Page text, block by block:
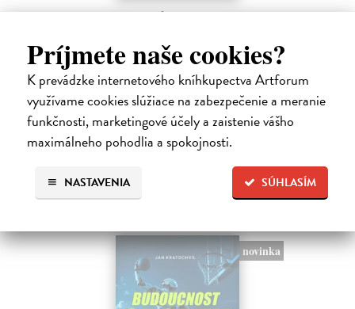
Príjmete naše cookies?
K prevádzke internetového kníhkupectva Artforum
využívame cookies slúžiace na zabezpečenie a meranie
funkčnosti, marketingové účely a zaistenie vášho
maximálneho pohodlia a spokojnosti.
SÚHLASÍM
NASTAVENIA
Golf. Dokonalý průvodce hrou
Chcete si golf ještě více užít, zdokonalit svou techniku a v konečném
důsledku snížit počet ran na skóre? Tato komplexní a přehledná
příručka Golf: dokonalý průvodce hrou nabízí zásadní tipy a strategie,
…
Zasielame do 12 dní
16,83 €
18,70 € ?
novinka